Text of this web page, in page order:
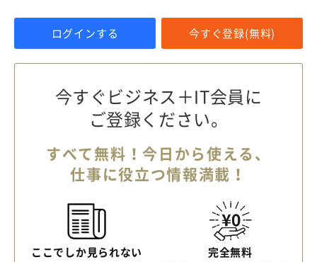
ログインする 今すぐ登録(無料)
今すぐビジネス＋IT会員に
ご登録ください。
すべて無料！今日から使える、
仕事に役立つ情報満載！
ここでしか見られない 完全無料